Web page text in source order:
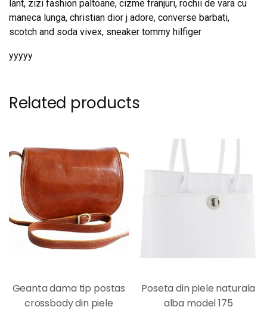
lant, zizi fashion paltoane, cizme franjuri, rochii de vara cu
maneca lunga, christian dior j adore, converse barbati,
scotch and soda vivex, sneaker tommy hilfiger
yyyyy
Related products
Geanta dama tip postas
crossbody din piele
Poseta din piele naturala
alba model 175